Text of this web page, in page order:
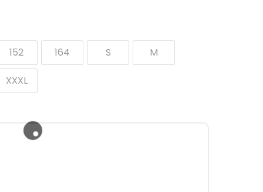
152 164 S M
XXXL